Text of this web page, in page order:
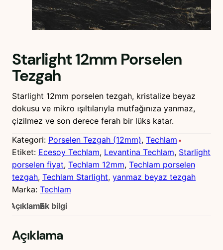
Starlight 12mm Porselen
Tezgah
Starlight 12mm porselen tezgah, kristalize beyaz
dokusu ve mikro ışıltılarıyla mutfağınıza yanmaz,
çizilmez ve son derece ferah bir lüks katar.
Kategori: Porselen Tezgah (12mm), Techlam
Etiket: Ecesoy Techlam, Levantina Techlam, Starlight
porselen fiyat, Techlam 12mm, Techlam porselen
tezgah, Techlam Starlight, yanmaz beyaz tezgah
Marka: Techlam
AçıklamaEk bilgi
Açıklama